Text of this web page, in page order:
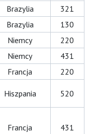
Brazylia
321
Brazylia
130
Niemcy
220
Niemcy
431
Francja
220
Hiszpania 520
Francja 431